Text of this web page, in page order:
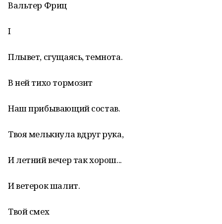
Вальтер Фриц
I
Плывет, сгущаясь, темнота.
В ней тихо тормозит
Наш прибывающий состав.
Твоя мелькнула вдруг рука,
И летний вечер так хорош...
И ветерок шалит.
Твой смех